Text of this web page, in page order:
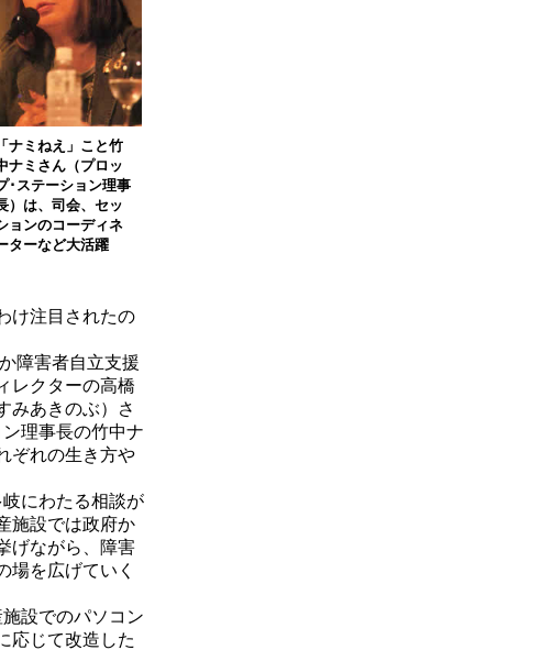
「ナミねえ」こと竹
ナミさん（プロッ
･ステーション理事
）は、司会、セッ
ョンのコーディネ
ターなど大活躍
け注目されたの
障害者自立支援
レクターの高橋
みあきのぶ）さ
理事長の竹中ナ
ぞれの生き方や
にわたる相談が
施設では政府か
げながら、障害
場を広げていく
設でのパソコン
応じて改造した